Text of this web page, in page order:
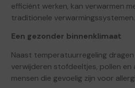
efficiënt werken, kan verwarmen
traditionele verwarmingssystemen.
Een gezonder binnenklimaat
Naast temperatuurregeling
verwijderen stofdeeltjes, pollen
mensen die gevoelig zijn voor